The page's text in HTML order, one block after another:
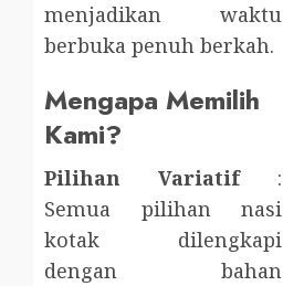
menjadikan waktu
berbuka penuh berkah.
Mengapa Memilih
Kami?
Pilihan Variatif:
Semua pilihan nasi
kotak dilengkapi
dengan bahan